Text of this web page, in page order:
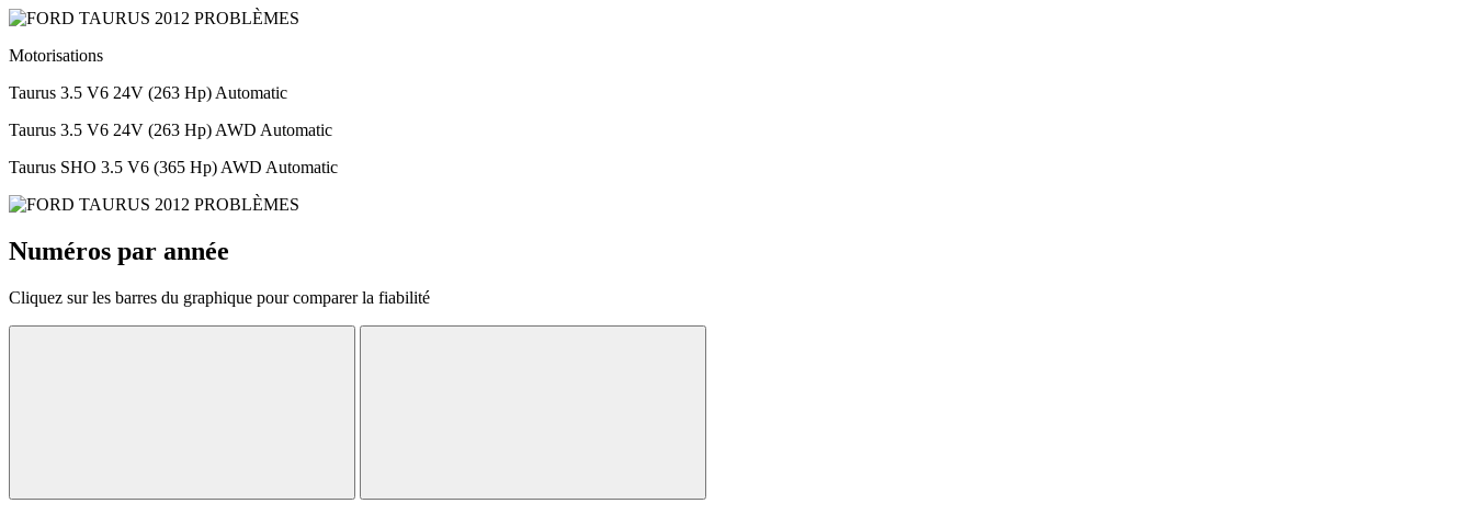
Motorisations
Taurus 3.5 V6 24V (263 Hp) Automatic
Taurus 3.5 V6 24V (263 Hp) AWD Automatic
Taurus SHO 3.5 V6 (365 Hp) AWD Automatic
Numéros par année
Cliquez sur les barres du graphique pour comparer la fiabilité